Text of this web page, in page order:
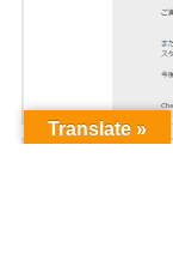
Translate »